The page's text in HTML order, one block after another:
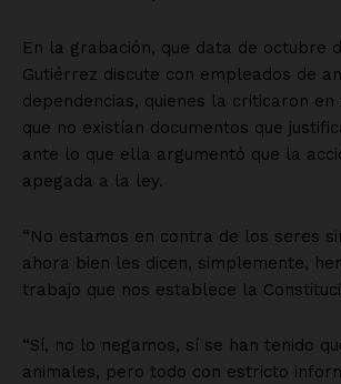
En la grabación, que data de octubre
Gutiérrez discute con empleados de
dependencias, quienes la criticaron en
que no existían documentos que
ante lo que ella argumentó que la
apegada a la ley.
“No estamos en contra de los seres
ahora bien les dicen, simplemente,
trabajo que nos establece la
“Sí, no lo negamos, sí se han tenido
animales, pero todo con estricto